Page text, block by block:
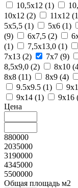
10,5х12 (1)
10х12 (2) 11х12 (1
5х5,5 (1) 5х6 (1)
(9) 6х7,5 (2)
(1) 7,5х13,0 (1)
7х13 (2) 7х7 (9)
8,5х9,0 (2) 8х10 (
8х8 (11) 8х9 (4)
9.5х9.5 (1)
9х14 (1) 9х16
Цена
880000
2035000
3190000
4345000
5500000
Общая площадь м2